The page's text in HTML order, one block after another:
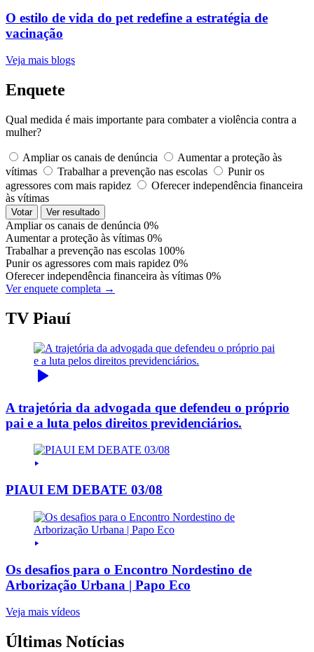
O estilo de vida do pet redefine a estratégia de
vacinação
Veja mais blogs
Enquete
Qual medida é mais importante para combater a violência contra a
mulher?
Ampliar os canais de denúncia
Aumentar a proteção às
vítimas
Trabalhar a prevenção nas escolas
Punir os
agressores com mais rapidez
Oferecer independência financeira
às vítimas
Votar Ver resultado
Ampliar os canais de denúncia 0%
Aumentar a proteção às vítimas 0%
Trabalhar a prevenção nas escolas 100%
Punir os agressores com mais rapidez 0%
Oferecer independência financeira às vítimas 0%
Ver enquete completa →
TV Piauí
A trajetória da advogada que defendeu o próprio
pai e a luta pelos direitos previdenciários.
PIAUI EM DEBATE 03/08
Os desafios para o Encontro Nordestino de
Arborização Urbana | Papo Eco
Veja mais vídeos
Últimas Notícias